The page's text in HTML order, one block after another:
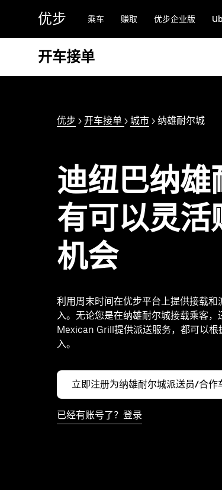
容
优步 乘车 赚取 优步企业版
开车接单
优步 > 开车接单 > 城市 > 纳雄耐尔城
迪纽巴纳雄
有可以灵活
机会
利用周末时间在优步平台上提供接载和
入。无论您是在纳雄耐尔城接载乘客
Mexican Grill提供派送服务，都可以根
入。
立即注册为纳雄耐尔城派送员/合作
已经有账号了？登录